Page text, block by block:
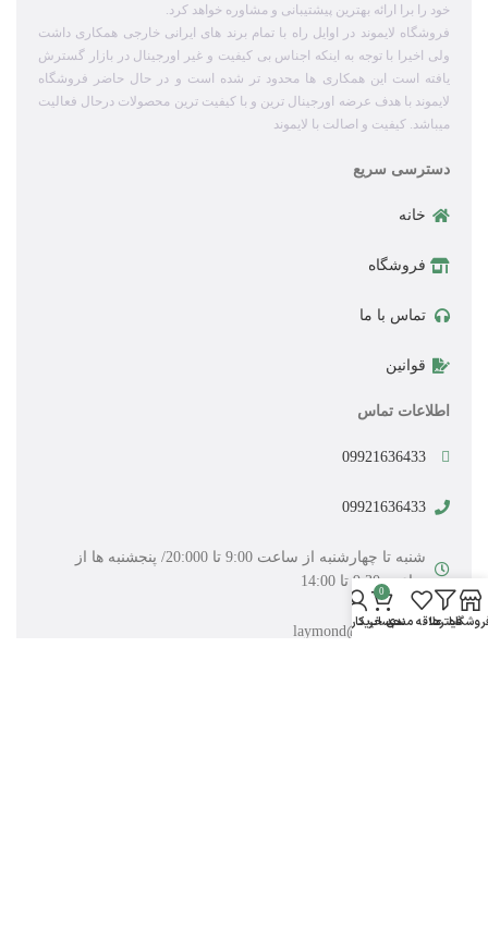
خود را برا ارائه بهترین پیشتیبانی و مشاوره خواهد کرد.
فروشگاه لایموند در اوایل راه با تمام برند های ایرانی خارجی همکاری داشت
ولی اخیرا با توجه به اینکه اجناس بی کیفیت و غیر اورجینال در بازار گسترش
یافته است این همکاری ها محدود تر شده است و در حال حاضر فروشگاه
لایموند با هدف عرضه اورجینال ترین و با کیفیت ترین محصولات درحال فعالیت
میباشد. کیفیت و اصالت با لایموند
دسترسی سریع
خانه
فروشگاه
تماس با ما
قوانین
اطلاعات تماس
09921636433
09921636433
شنبه تا چهارشنبه از ساعت 9:00 تا 20:000/ پنجشنبه ها از
ساعت 9:30 تا 14:00
laymond@gmail.com فیلترهاعلاقه مندی
0
سبد خرید
حساب کاربری من